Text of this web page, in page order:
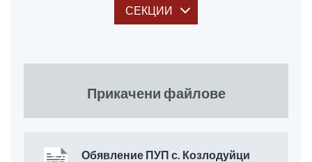
СЕКЦИИ
Прикачени файлове
Обявление ПУП с. Козлодуйци